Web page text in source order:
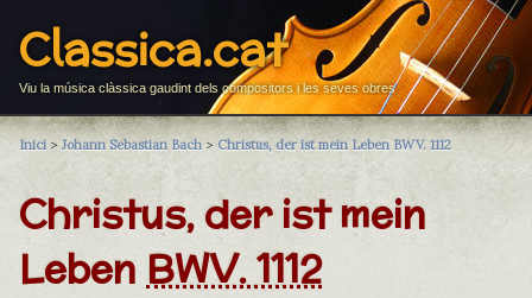
Classica.cat
Viu la música clàssica gaudint dels compositors i les seves obres
Inici > Johann Sebastian Bach > Christus, der ist mein Leben BWV. 1112
Christus, der ist mein
Leben BWV. 1112